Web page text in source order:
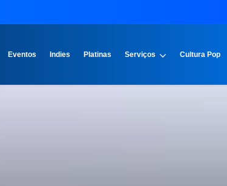
Eventos Indies Platinas Serviços Cultura Pop